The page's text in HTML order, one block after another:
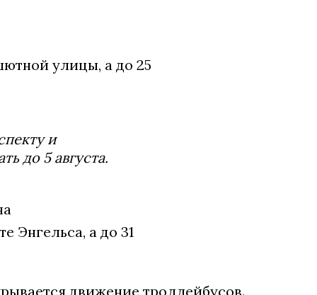
улицы, а до 25
и
до 5 августа.
Энгельса, а до 31
движение троллейбусов.